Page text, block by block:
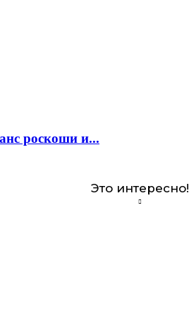
роскоши и...
Это интересно!